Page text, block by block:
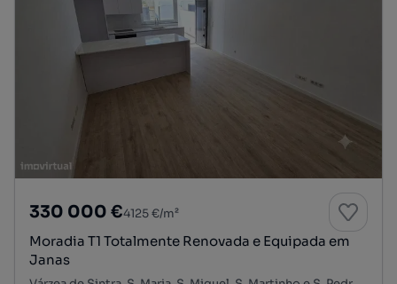
330 000 €4125 €/m²
Moradia T1 Totalmente Renovada e Equipada em
Janas